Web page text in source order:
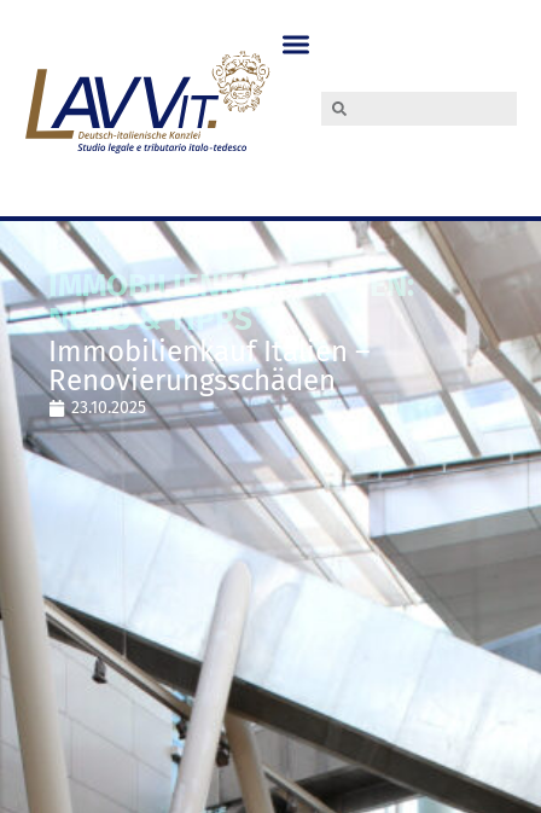
IMMOBILIENKAUF ITALIEN:
NEWS & TIPPS
Immobilienkauf Italien –
Renovierungsschäden
23.10.2025